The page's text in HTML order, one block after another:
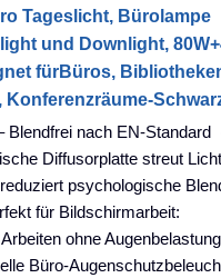
Tageslicht, Bürolampe
und Downlight,
fürBüros,
Konferenzräume-
nach EN-Standard
Diffusorplatte streut Licht
psychologische
für Bildschirmarbeit:
ohne
Büro-